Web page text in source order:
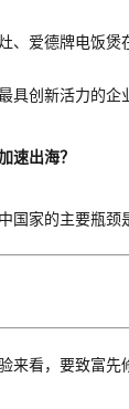
、爱德牌电饭
具创新活力的企
速出海？
国家的主要瓶颈
来看， 要致富先